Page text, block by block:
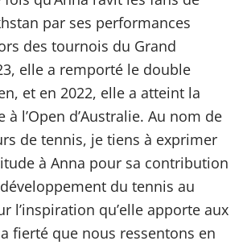
par ses performances
des tournois du Grand
elle a remporté le double
et en 2022, elle a atteint la
l’Open d’Australie. Au nom de
de tennis, je tiens à exprimer
à Anna pour sa contribution
du tennis au
l’inspiration qu’elle apporte aux
fierté que nous ressentons en